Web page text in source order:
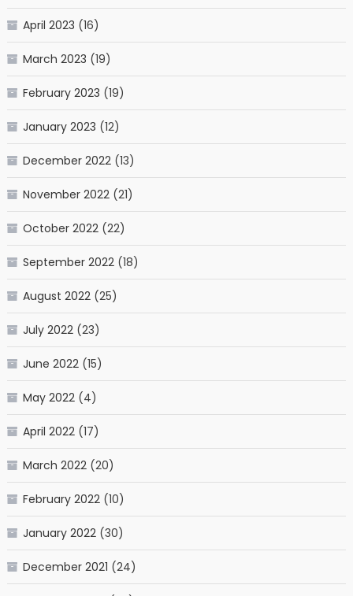
April 2023 (16)
March 2023 (19)
February 2023 (19)
January 2023 (12)
December 2022(13)
November 2022(21)
October 2022(22)
September 2022(18)
August 2022(25)
July 2022(23)
June 2022(15)
May 2022(4)
April 2022(17)
March 2022(20)
February 2022(10)
January 2022(30)
December 2021 (24)